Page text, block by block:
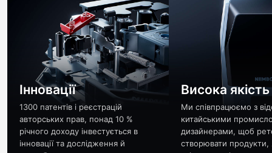
Інновації
1300 патентів і реєстрацій
авторських прав, понад 10 %
річного доходу інвестується в
інновації та дослідження й
Висока якість
Ми співпрацюємо з
китайськими
дизайнерами, щоб
створювати продукти,